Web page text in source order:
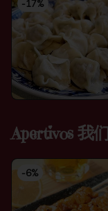
-17%
Apertivos 我
-6%